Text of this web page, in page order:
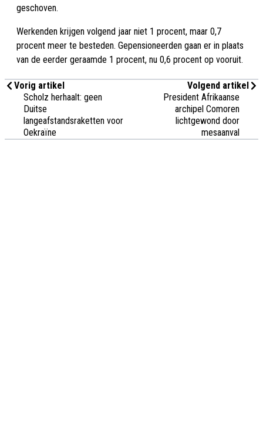
geschoven.
Werkenden krijgen volgend jaar niet 1 procent, maar 0,7
procent meer te besteden. Gepensioneerden gaan er in plaats
van de eerder geraamde 1 procent, nu 0,6 procent op vooruit.
Vorig artikel
Scholz herhaalt: geen
Duitse
langeafstandsraketten voor
Oekraïne
Volgend artikel
President Afrikaanse
archipel Comoren
lichtgewond door
mesaanval